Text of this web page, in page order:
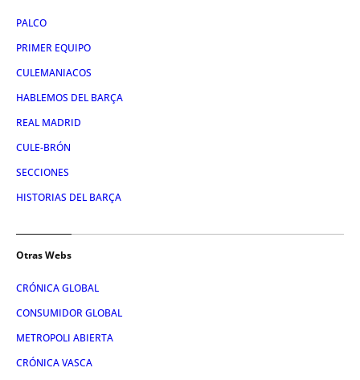
PALCO
PRIMER EQUIPO
CULEMANIACOS
HABLEMOS DEL BARÇA
REAL MADRID
CULE-BRÓN
SECCIONES
HISTORIAS DEL BARÇA
Otras Webs
CRÓNICA GLOBAL
CONSUMIDOR GLOBAL
METROPOLI ABIERTA
CRÓNICA VASCA